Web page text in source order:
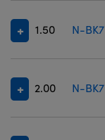
1.50 N-BK7
2.00 N-BK7